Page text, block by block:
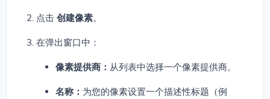
点击 创建像素。
在弹出窗口中：
像素提供商： 从列表中选择一个像素提供商。
名称： 为您的像素设置一个描述性标题（例